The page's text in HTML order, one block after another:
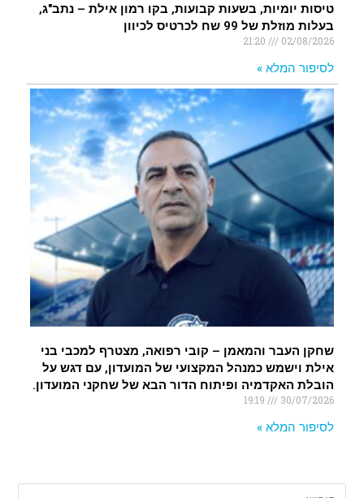
טיסות יומיות, בשעות קבועות, בקו רמון אילת – נתב"ג,
בעלות מוזלת של 99 שח לכרטיס לכיוון
02/08/2026
לסיפור המלא »
שחקן העבר והמאמן – קובי רפואה, מצטרף למכבי בני
אילת וישמש כמנהל המקצועי של המועדון, עם דגש על
הובלת האקדמיה ופיתוח הדור הבא של שחקני המועדון.
30/07/2026
לסיפור המלא »